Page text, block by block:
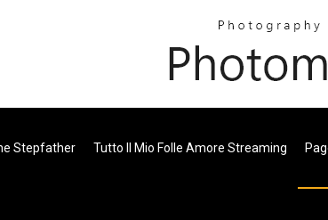
Stepfather Tutto Il Mio Folle Amore Streaming